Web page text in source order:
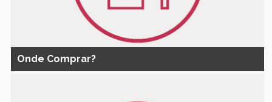
Onde Comprar?